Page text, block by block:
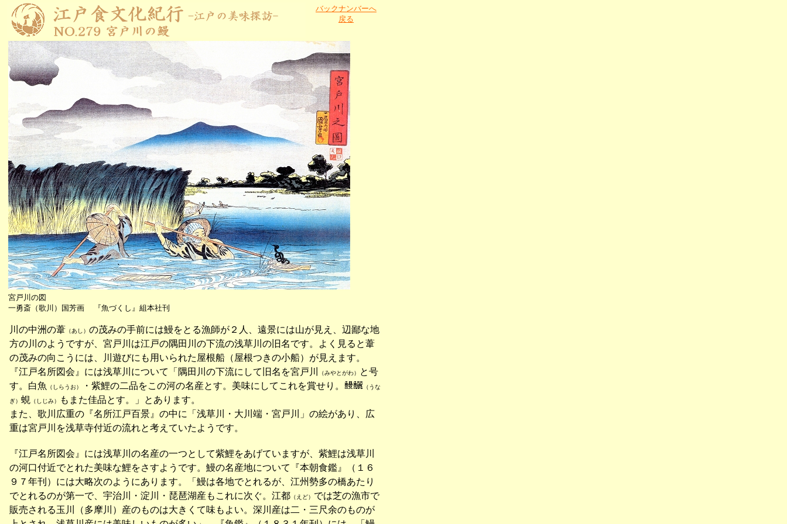
バックナンバーへ
戻る
宮戸川の図
一勇斎（歌川）国芳画 『魚づくし』組本社刊
川の中洲の葦 （あし） の茂みの手前には鰻をとる漁師が２人、遠景には山が見え、辺鄙な地
方の川のようですが、宮戸川は江戸の隅田川の下流の浅草川の旧名です。よく見ると葦
の茂みの向こうには、川遊びにも用いられた屋根船（屋根つきの小船）が見えます。
『江戸名所図会』には浅草川について「隅田川の下流にして旧名を宮戸川
（みやとがわ）
と号
す。白魚
（しらうお） ・紫鯉の二品をこの河の名産とす。美味にしてこれを賞せり。 （うな
ぎ） 蜆 （しじみ）
もまた佳品とす。」とあります。
また、歌川広重の『名所江戸百景』の中に「浅草川・大川端・宮戸川」の絵があり、広
重は宮戸川を浅草寺付近の流れと考えていたようです。
『江戸名所図会』には浅草川の名産の一つとして紫鯉をあげていますが、紫鯉は浅草川
の河口付近でとれた美味な鯉をさすようです。鰻の名産地について『本朝食鑑』（１６
９７年刊）には大略次のようにあります。「鰻は各地でとれるが、江州勢多の橋あたり
でとれるのが第一で、宇治川・淀川・琵琶湖産もこれに次ぐ。江都 （えど） では芝の漁市で
販売される玉川（多摩川）産のものは大きくて味もよい。深川産は二・三尺余のものが